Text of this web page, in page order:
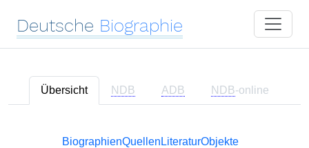
Deutsche Biographie
Übersicht NDB ADB NDB-online
BiographienQuellen LiteraturObjekte